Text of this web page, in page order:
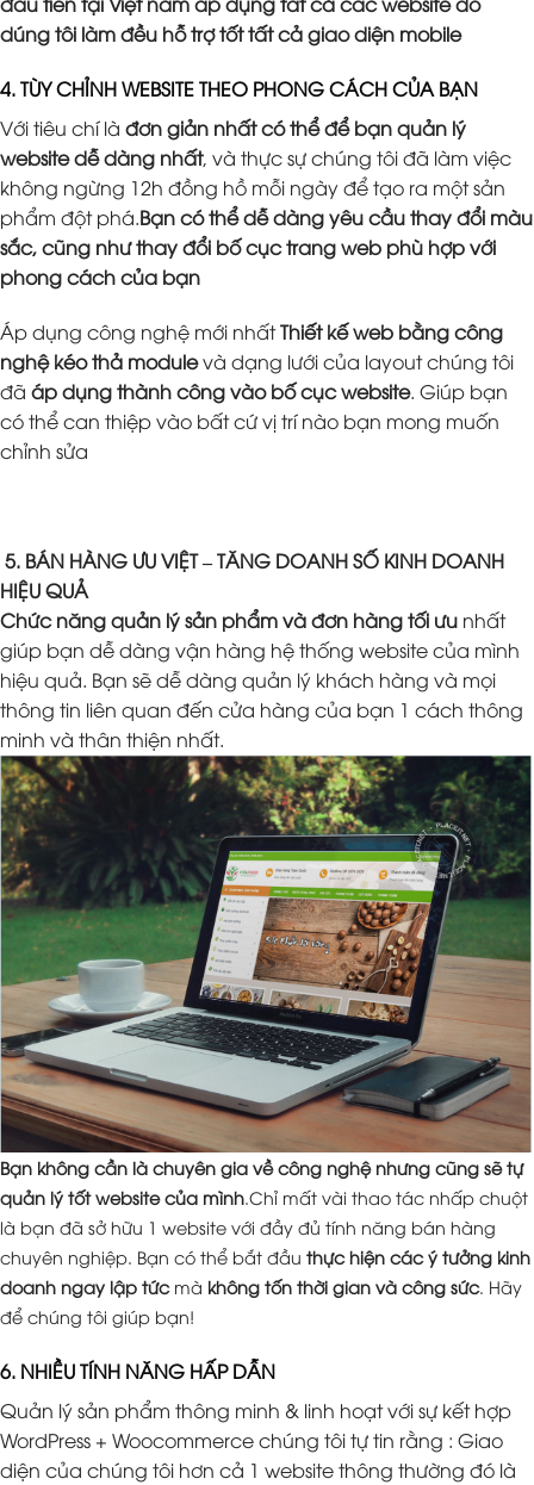
dúng tôi làm đều hỗ trợ tốt tất cả giao diện mobile
4. TÙY CHỈNH WEBSITE THEO PHONG CÁCH CỦA BẠN
Với tiêu chí là đơn giản nhất có thể để bạn quản lý
website dễ dàng nhất, và thực sự chúng tôi đã làm việc
không ngừng 12h đồng hồ mỗi ngày để tạo ra một sản
phẩm đột phá.Bạn có thể dễ dàng yêu cầu thay đổi màu
sắc, cũng như thay đổi bố cục trang web phù hợp với
phong cách của bạn
Áp dụng công nghệ mới nhấtThiết kế web bằng công
nghệ kéo thả modulevà dạng lưới của layout chúng tôi
đã áp dụng thành công vào bố cục website. Giúp bạn
có thể can thiệp vào bất cứ vị trí nào bạn mong muốn
chỉnh sửa
5. BÁN HÀNG ƯU VIỆT – TĂNG DOANH SỐ KINH DOANH
HIỆU QUẢ
Chức năng quản lý sản phẩm và đơn hàng tối ưu nhất
giúp bạn dễ dàng vận hàng hệ thống website của mình
hiệu quả. Bạn sẽ dễ dàng quản lý khách hàng và mọi
thông tin liên quan đến cửa hàng của bạn 1 cách thông
minh và thân thiện nhất.
Bạn không cần là chuyên gia về công nghệ nhưng cũng sẽ tự
quản lý tốt website của mình.Chỉ mất vài thao tác nhấp chuột
là bạn đã sở hữu 1 website với đầy đủ tính năng bán hàng
chuyên nghiệp. Bạn có thể bắt đầu thực hiện các ý tưởng kinh
doanh ngay lập tứcmà không tốn thời gian và công sức. Hãy
để chúng tôi giúp bạn!
6. NHIỀU TÍNH NĂNG HẤP DẪN
Quản lý sản phẩm thông minh & linh hoạt với sự kết hợp
WordPress + Woocommerce chúng tôi tự tin rằng : Giao
diện của chúng tôi hơn cả 1 website thông thường đó là